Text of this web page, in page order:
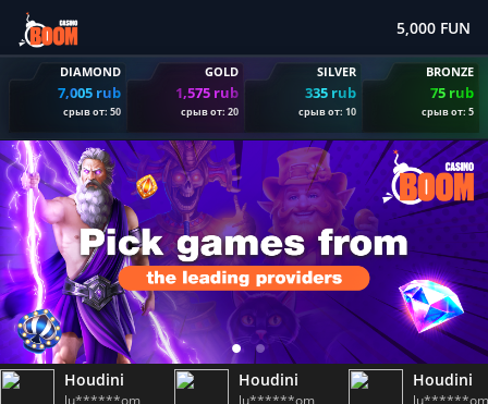
5,000 FUN
DIAMOND
7,005 rub
срыв от: 50
GOLD
1,575 rub
срыв от: 20
SILVER
335 rub
срыв от: 10
BRONZE
75 rub
срыв от: 5
Houdini Houdini Houdini